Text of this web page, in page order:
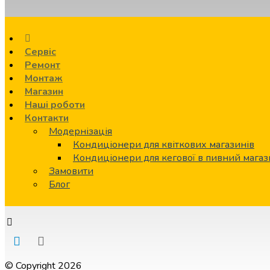
Сервіс
Ремонт
Монтаж
Магазин
Наші роботи
Контакти
Модернізація
Кондиціонери для квіткових магазинів
Кондиціонери для кегової в пивний
Замовити
Блог
© Copyright 2026